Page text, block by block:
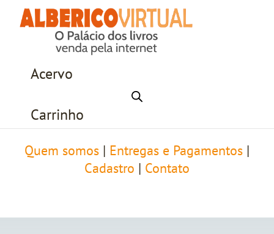
Acervo
Carrinho
Quem somos Entregas e Pagamentos
Cadastro
Contato